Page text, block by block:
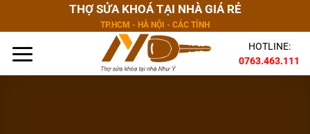
dung
THỢ SỬA KHOÁ TẠI NHÀ GIÁ RẺ
TP.HCM - HÀ NỘI - CÁC TỈNH
HOTLINE:
0763.463.111